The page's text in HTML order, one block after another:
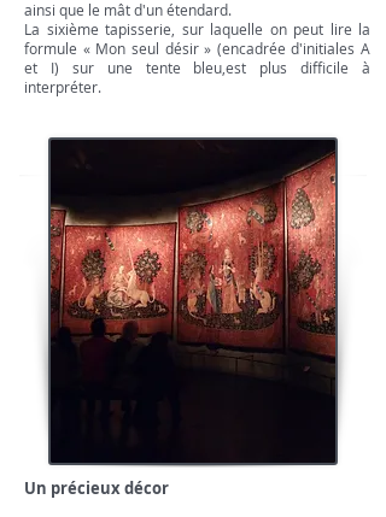
ainsi que le mât d'un étendard.
La sixième tapisserie, sur laquelle on peut lire la
formule « Mon seul désir » (encadrée d'initiales A
et I) sur une tente bleu,est plus difficile à
interpréter.
Un précieux décor